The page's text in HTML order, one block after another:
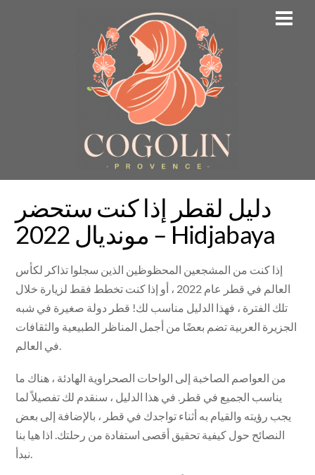
دليل لقطر إذا كنت ستحضر
مونديال 2022 – Hidjabaya
إذا كنت من المشجعين المحظوظين الذين سجلوا تذاكر لكأس
العالم في قطر عام 2022 ، أو إذا كنت تخطط فقط لزيارة خلال
تلك الفترة ، فهذا الدليل مناسب لك! قطر دولة صغيرة في شبه
الجزيرة العربية تضم بعضًا من أجمل المناظر الطبيعية والثقافات
من العواصم الصاخبة إلى الواحات الصحراوية الهادئة ، هناك ما
يناسب الجميع في قطر. في هذا الدليل ، سنقدم لك تفصيلاً لما
يجب رؤيته والقيام به أثناء تواجدك في قطر ، بالإضافة إلى بعض
النصائح حول كيفية تحقيق أقصى استفادة من رحلتك. اذا هيا بنا
نبدأ.